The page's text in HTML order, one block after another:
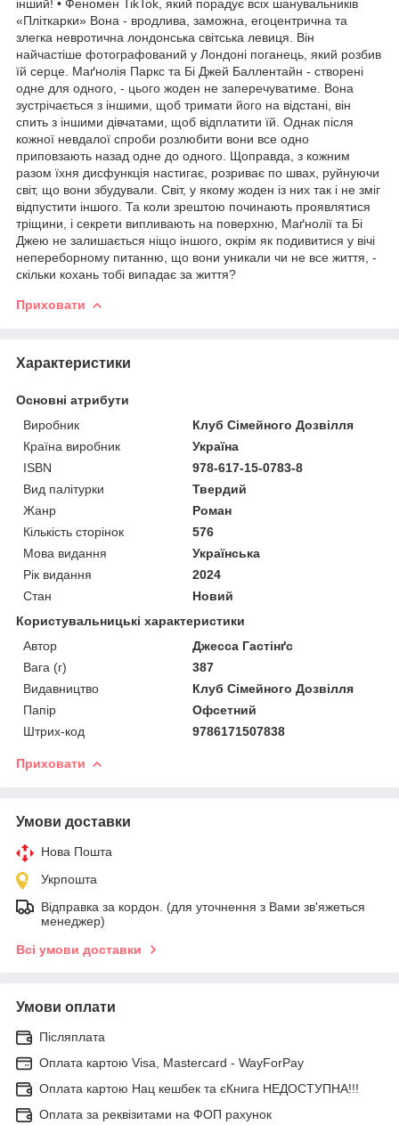
інший! • Феномен TikTok, який порадує всіх шанувальників
«Пліткарки» Вона - вродлива, заможна, егоцентрична та
злегка невротична лондонська світська левиця. Він
найчастіше фотографований у Лондоні поганець, який розбив
їй серце. Маґнолія Паркс та Бі Джей Баллентайн - створені
одне для одного, - цього жоден не заперечуватиме. Вона
зустрічається з іншими, щоб тримати його на відстані, він
спить з іншими дівчатами, щоб відплатити їй. Однак після
кожної невдалої спроби розлюбити вони все одно
приповзають назад одне до одного. Щоправда, з кожним
разом їхня дисфункція настигає, розриває по швах, руйнуючи
світ, що вони збудували. Світ, у якому жоден із них так і не зміг
відпустити іншого. Та коли зрештою починають проявлятися
тріщини, і секрети випливають на поверхню, Маґнолії та Бі
Джею не залишається ніщо іншого, окрім як подивитися у вічі
непереборному питанню, що вони уникали чи не все життя, -
скільки кохань тобі випадає за життя?
Приховати
Характеристики
Основні атрибути
Виробник
Клуб Сімейного Дозвілля
Країна виробник
Україна
ISBN
978-617-15-0783-8
Вид палітурки
Твердий
Жанр
Роман
Кількість сторінок
576
Мова видання
Українська
Рік видання
2024
Стан
Новий
Користувальницькі характеристики
Автор
Джесса Гастінґс
Вага (г)
387
Видавництво
Клуб Сімейного Дозвілля
Папір
Офсетний
Штрих-код
9786171507838
Приховати
Умови доставки
Нова Пошта
Укрпошта
Відправка за кордон. (для уточнення з Вами зв'яжеться
менеджер)
Всі умови доставки
Умови оплати
Післяплата
Оплата картою Visa, Mastercard - WayForPay
Оплата картою Нац кешбек та єКнига НЕДОСТУПНА!!!
Оплата за реквізитами на ФОП рахунок